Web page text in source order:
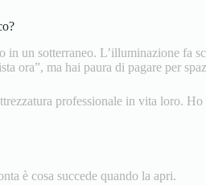
in un sotterraneo. L’illuminazione
ma hai paura di pagare per
professionale in vita loro.
è cosa succede quando la apri.